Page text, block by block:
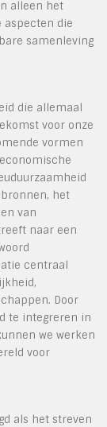
alleen het
aspecten die
samenleving
die allemaal
voor onze
vormen
het
van
naar een
centraal
Door
te integreren in
we werken
voor
als het streven